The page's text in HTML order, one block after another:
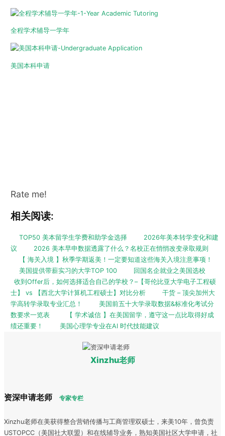
全程学术辅导一学年
美国本科申请
Rate me!
相关阅读:
TOP50 美本留学生学费和助学金选择
2026年美本转学变化和建
议
2026 美本早申数据透露了什么？名校正在悄悄改变录取规则
【 海关入境 】秋季学期返美！一定要知道这些海关入境注意事项！
美国提供带薪实习的大学TOP 100
回国名企就业之美国选校
收到Offer后，如何选择适合自己的学校？–【哥伦比亚大学电子工程硕
士】 vs 【西北大学计算机工程硕士】对比分析
干货 – 顶尖加州大
学高转学录取专业汇总！
美国前五十大学录取数据&标准化考试分
数要求一览表
【 学术诚信 】在美国留学，遵守这一点比取得好成
绩还重要！
美国心理学专业在AI 时代技能建议
Xinzhu老师
资深申请老师 专家专栏
Xinzhu老师在美获得整合营销传播与工商管理双硕士，来美10年，曾负责
USTOPCC（美国社大联盟）和在线辅导业务，熟知美国社区大学申请，社